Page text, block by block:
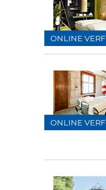
ONLINE VERF
ONLINE VERF